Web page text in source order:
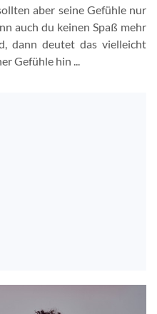
aber seine Gefühle nur
auch du keinen Spaß mehr
dann deutet das vielleicht
Gefühle hin ...